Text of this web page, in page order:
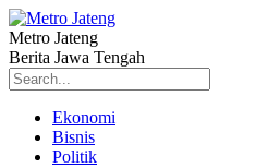
Metro Jateng
Berita Jawa Tengah
Ekonomi
Bisnis
Politik